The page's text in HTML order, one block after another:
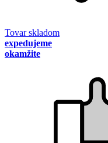
Tovar skladom
expedujeme
okamžite